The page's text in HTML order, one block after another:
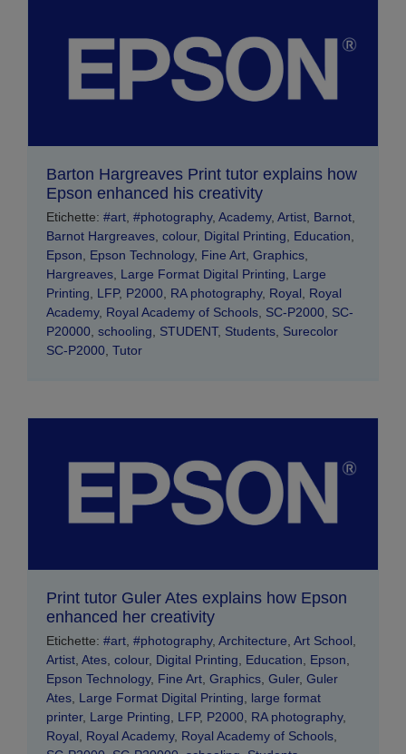
Barton Hargreaves Print tutor explains how
Epson enhanced his creativity
Etichette: #art #photography, Academy, Artist Barnot
Barnot Hargreaves colour, Digital Printing Education
Epson
Epson Technology, Fine Art Graphics
Hargreaves Large Format Digital Printing
Large
Printing
LFP, P2000 RA photography, Royal
Royal
Academy, Royal Academy of Schools SC-P2000 SC-
P20000 schooling STUDENT, Students Surecolor
SC-P2000 Tutor
Print tutor Guler Ates explains how Epson
enhanced her creativity
Etichette: #art #photography, Architecture Art School
Artist Ates colour, Digital Printing Education Epson
Epson Technology, Fine Art Graphics Guler, Guler
Ates Large Format Digital Printing
large format
printer, Large Printing LFP, P2000 RA photography,
Royal
Royal Academy, Royal Academy of Schools